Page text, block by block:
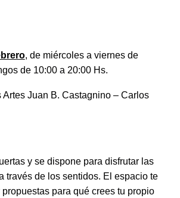
, de miércoles a viernes de
de 10:00 a 20:00 Hs.
Juan B. Castagnino – Carlos
y se dispone para disfrutar las
través de los sentidos. El espacio te
para qué crees tu propio